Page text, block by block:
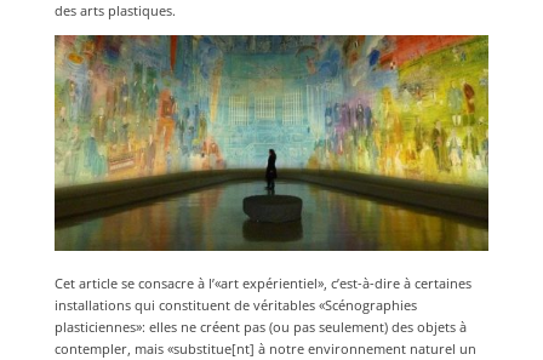
des arts plastiques.
Cet article se consacre à l’«art expérientiel», c’est-à-dire à certaines
installations qui constituent de véritables «Scénographies
plasticiennes»: elles ne créent pas (ou pas seulement) des objets à
contempler, mais «substitue[nt] à notre environnement naturel un